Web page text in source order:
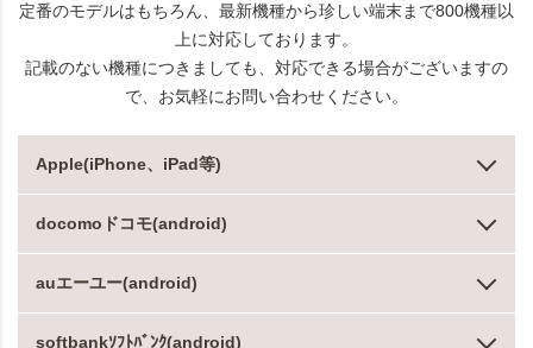
定番のモデルはもちろん、最新機種から珍しい端末まで800機種以
上に対応しております。
記載のない機種につきましても、対応できる場合がございますの
で、お気軽にお問い合わせください。
Apple(iPhone、iPad等)
docomoドコモ(android)
auエーユー(android)
softbankｿﾌﾄﾊﾞﾝｸ(android)